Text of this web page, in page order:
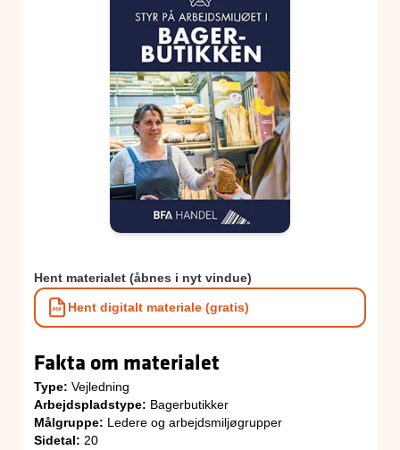
Hent materialet (åbnes i nyt vindue)
Hent digitalt materiale (gratis)
Fakta om materialet
Type: Vejledning
Arbejdspladstype: Bagerbutikker
Målgruppe: Ledere og arbejdsmiljøgrupper
Sidetal: 20